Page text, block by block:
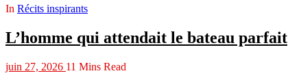
In Récits inspirants
L’homme qui attendait le bateau parfait
juin 27, 2026 11 Mins Read